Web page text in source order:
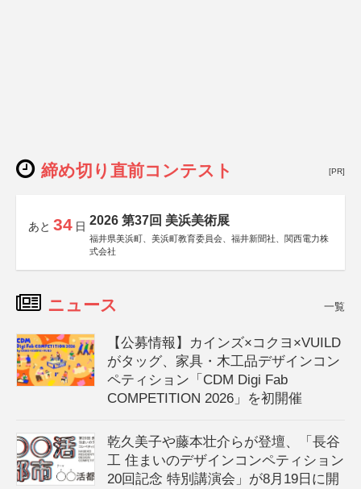
締め切り直前コンテスト [PR]
あと 34 日 2026 第37回 美浜美術展
福井県美浜町、美浜町教育委員会、福井新聞社、関西電力株
式会社
ニュース 一覧
【公募情報】カインズ×コクヨ×VUILD
がタッグ、家具・木工品デザインコン
ペティション「CDM Digi Fab
COMPETITION 2026」を初開催
乾久美子や藤本壮介らが登壇、「長谷
工 住まいのデザインコンペティション
20回記念 特別講演会」が8月19日に開